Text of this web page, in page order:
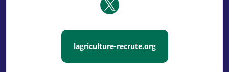
lagriculture-recrute.org